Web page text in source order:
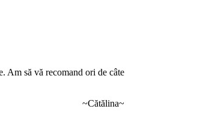
Am să vă recomand ori de câte
~Cătălina~